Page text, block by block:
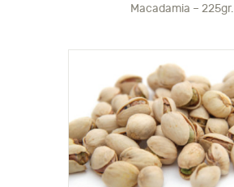
Macadamia – 225gr.